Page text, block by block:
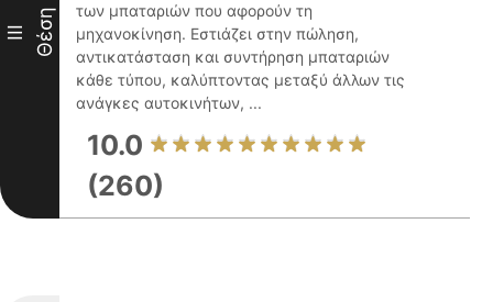
III Θέση
των μπαταριών που αφορούν τη
μηχανοκίνηση. Εστιάζει στην πώληση,
αντικατάσταση και συντήρηση μπαταριών
κάθε τύπου, καλύπτοντας μεταξύ άλλων τις
ανάγκες αυτοκινήτων, ...
10.0
(260)